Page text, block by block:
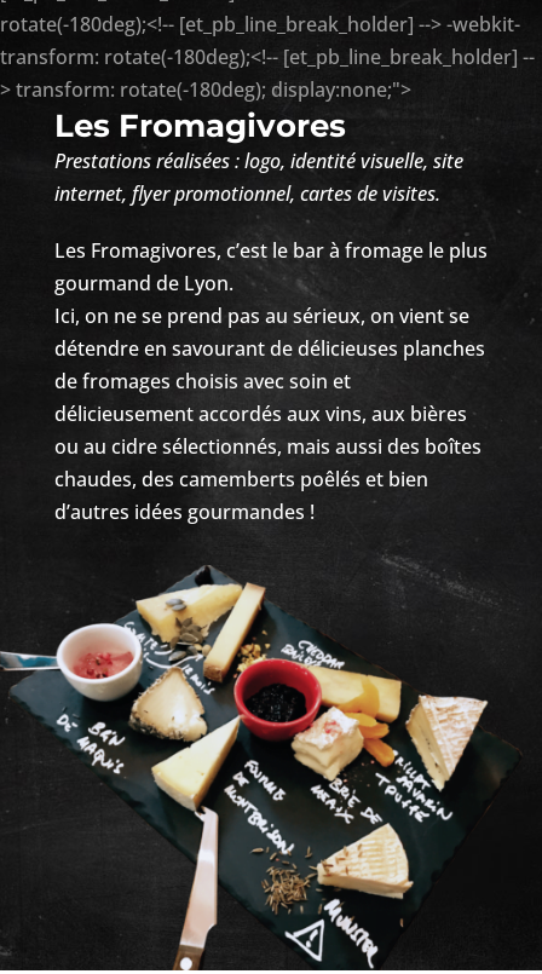
rotate(-180deg);<!-- [et_pb_line_break_holder] --> -webkit-
transform: rotate(-180deg);<!-- [et_pb_line_break_holder] --
> transform: rotate(-180deg); display:none;">
Les Fromagivores
Prestations réalisées : logo, identité visuelle, site
internet, flyer promotionnel, cartes de visites.
Les Fromagivores, c’est le bar à fromage le plus
gourmand de Lyon.
Ici, on ne se prend pas au sérieux, on vient se
détendre en savourant de délicieuses planches
de fromages choisis avec soin et
délicieusement accordés aux vins, aux bières
ou au cidre sélectionnés, mais aussi des boîtes
chaudes, des camemberts poêlés et bien
d’autres idées gourmandes !